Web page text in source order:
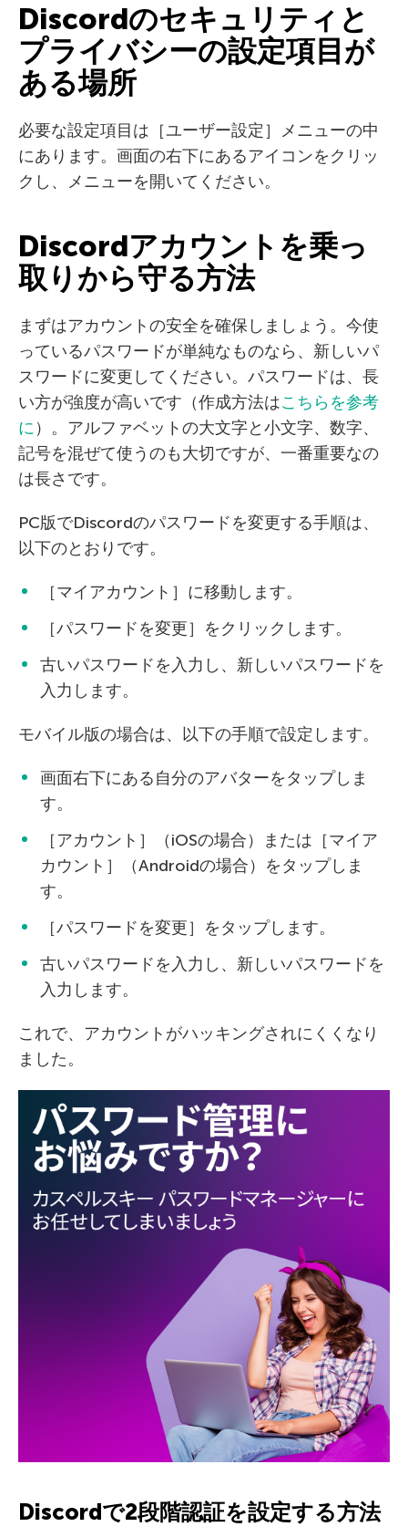
Discordのセキュリティと
プライバシーの設定項目が
ある場所
必要な設定項目は［ユーザー設定］メニューの中
にあります。画面の右下にあるアイコンをクリッ
クし、メニューを開いてください。
Discordアカウントを乗っ
取りから守る方法
まずはアカウントの安全を確保しましょう。今使
っているパスワードが単純なものなら、新しいパ
スワードに変更してください。パスワードは、長
い方が強度が高いです（作成方法はこちらを参考
に）。アルファベットの大文字と小文字、数字、
記号を混ぜて使うのも大切ですが、一番重要なの
は長さです。
PC版でDiscordのパスワードを変更する手順は、
以下のとおりです。
［マイアカウント］に移動します。
［パスワードを変更］をクリックします。
古いパスワードを入力し、新しいパスワードを
入力します。
モバイル版の場合は、以下の手順で設定します。
画面右下にある自分のアバターをタップしま
す。
［アカウント］（iOSの場合）または［マイア
カウント］（Androidの場合）をタップしま
す。
［パスワードを変更］をタップします。
古いパスワードを入力し、新しいパスワードを
入力します。
これで、アカウントがハッキングされにくくなり
ました。
Discordで2段階認証を設定する方法